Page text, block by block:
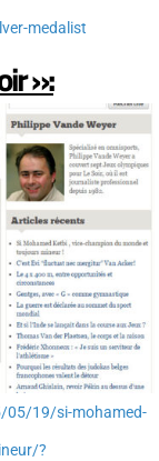
medalist
»:
05/19/si-mohamed-
?